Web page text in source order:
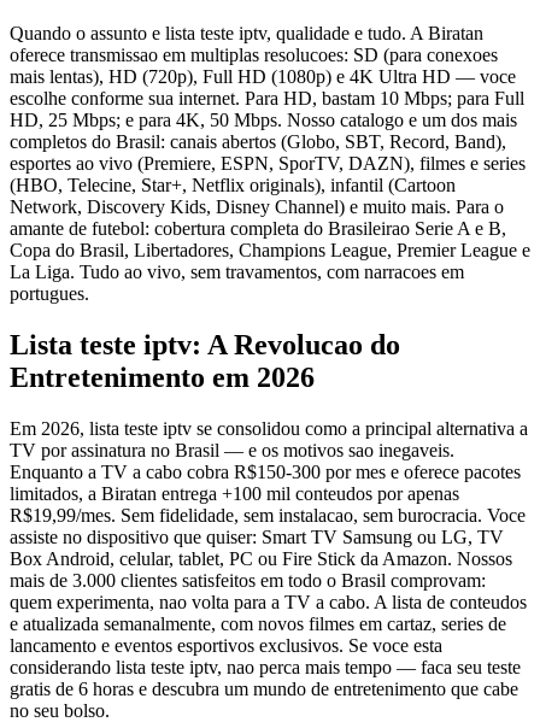
Quando o assunto e lista teste iptv, qualidade e tudo. A Biratan
oferece transmissao em multiplas resolucoes: SD (para conexoes
mais lentas), HD (720p), Full HD (1080p) e 4K Ultra HD — voce
escolhe conforme sua internet. Para HD, bastam 10 Mbps; para Full
HD, 25 Mbps; e para 4K, 50 Mbps. Nosso catalogo e um dos mais
completos do Brasil: canais abertos (Globo, SBT, Record, Band),
esportes ao vivo (Premiere, ESPN, SporTV, DAZN), filmes e series
(HBO, Telecine, Star+, Netflix originals), infantil (Cartoon
Network, Discovery Kids, Disney Channel) e muito mais. Para o
amante de futebol: cobertura completa do Brasileirao Serie A e B,
Copa do Brasil, Libertadores, Champions League, Premier League e
La Liga. Tudo ao vivo, sem travamentos, com narracoes em
portugues.
Lista teste iptv: A Revolucao do
Entretenimento em 2026
Em 2026, lista teste iptv se consolidou como a principal alternativa a
TV por assinatura no Brasil — e os motivos sao inegaveis.
Enquanto a TV a cabo cobra R$150-300 por mes e oferece pacotes
limitados, a Biratan entrega +100 mil conteudos por apenas
R$19,99/mes. Sem fidelidade, sem instalacao, sem burocracia. Voce
assiste no dispositivo que quiser: Smart TV Samsung ou LG, TV
Box Android, celular, tablet, PC ou Fire Stick da Amazon. Nossos
mais de 3.000 clientes satisfeitos em todo o Brasil comprovam:
quem experimenta, nao volta para a TV a cabo. A lista de conteudos
e atualizada semanalmente, com novos filmes em cartaz, series de
lancamento e eventos esportivos exclusivos. Se voce esta
considerando lista teste iptv, nao perca mais tempo — faca seu teste
gratis de 6 horas e descubra um mundo de entretenimento que cabe
no seu bolso.